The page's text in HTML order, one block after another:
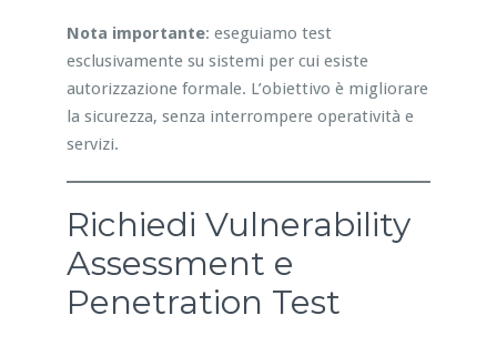
Nota importante: eseguiamo test
esclusivamente su sistemi per cui esiste
autorizzazione formale. L’obiettivo è migliorare
la sicurezza, senza interrompere operatività e
servizi.
Richiedi Vulnerability
Assessment e
Penetration Test